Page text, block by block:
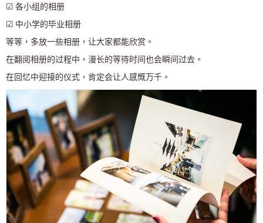
☑ 各小组的相册
☑ 中小学的毕业相册
等等，多放一些相册，让大家都能欣赏。
在翻阅相册的过程中，漫长的等待时间也会瞬间过去。
在回忆中迎接的仪式，肯定会让人感慨万千。